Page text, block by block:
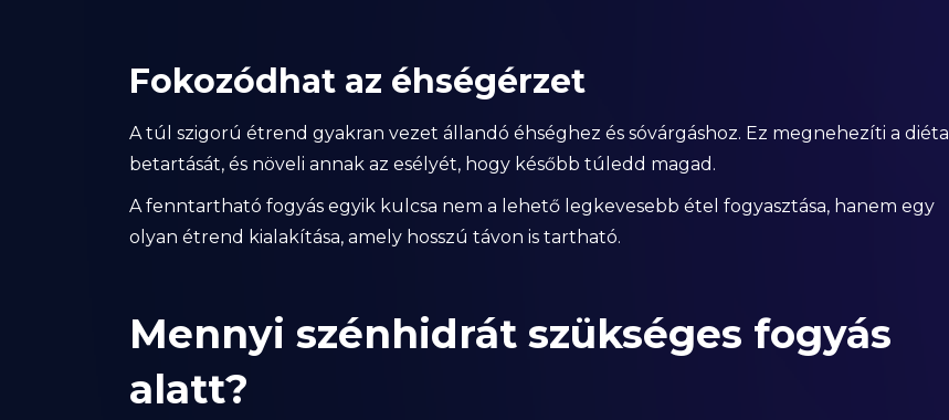
Fokozódhat az éhségérzet
A túl szigorú étrend gyakran vezet állandó éhséghez és sóvárgáshoz. Ez megnehezíti a diéta
betartását, és növeli annak az esélyét, hogy később túledd magad.
A fenntartható fogyás egyik kulcsa nem a lehető legkevesebb étel fogyasztása, hanem egy
olyan étrend kialakítása, amely hosszú távon is tartható.
Mennyi szénhidrát szükséges fogyás
alatt?